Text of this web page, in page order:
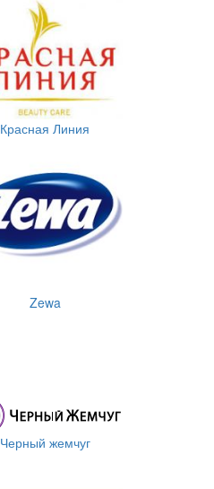
Красная Линия
Zewa
Черный жемчуг